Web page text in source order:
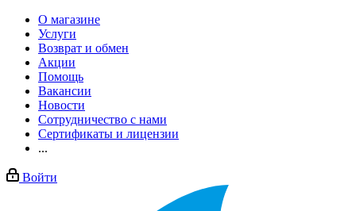
О магазине
Услуги
Возврат и обмен
Акции
Помощь
Вакансии
Новости
Сотрудничество с нами
Сертификаты и лицензии
...
Войти